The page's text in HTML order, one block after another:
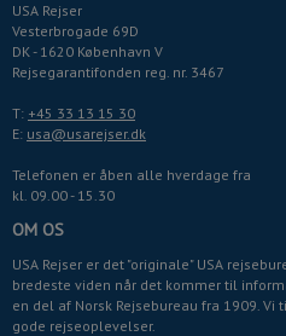
USA Rejser
Vesterbrogade 69D
DK - 1620 København V
Rejsegarantifonden reg. nr. 3467
T: +45 33 13 15 30
E: usa@usarejser.dk
Telefonen er åben alle hverdage fra
kl. 09.00 - 15.30
OM OS
USA Rejser er det "originale" USA
bredeste viden når det kommer til
en del af Norsk Rejsebureau fra 1909. Vi
gode rejseoplevelser.